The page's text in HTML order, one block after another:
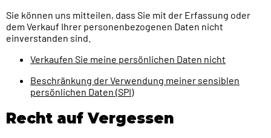
Sie können uns mitteilen, dass Sie mit der Erfassung oder
dem Verkauf Ihrer personenbezogenen Daten nicht
einverstanden sind.
Verkaufen Sie meine persönlichen Daten nicht
Beschränkung der Verwendung meiner sensiblen
persönlichen Daten (SPI)
Recht auf Vergessen